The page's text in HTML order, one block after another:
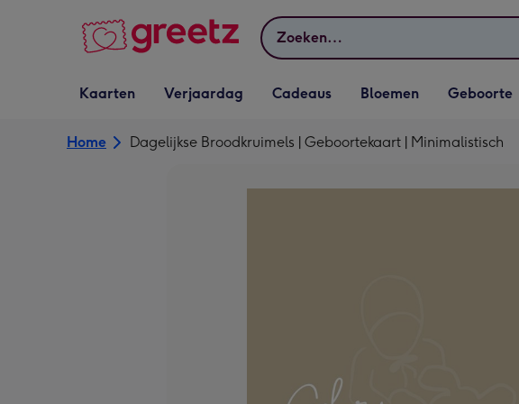
Zoeken
Vervolgkeuzelijst
Kaarten openen
Kaarten
Vervolgkeuzelijst
Verjaardag openen
Verjaardag
Vervolgkeuzelijst
Cadeaus openen
Cadeaus
Vervolgkeuzelijst
Bloemen openen
Bloemen
Vervolgkeuzelijst
Geboorte openen
Geboorte
Home Dagelijkse Broodkruimels | Geboortekaart | Minimalistisch